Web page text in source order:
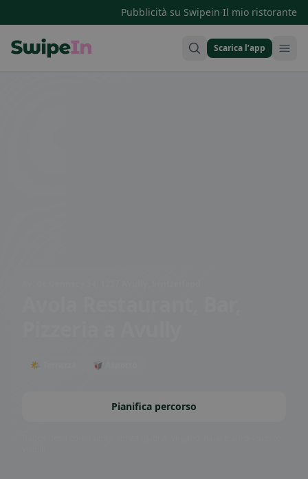
Pubblicità su Swipein·Il mio ristorante
Scarica l’app
🌤 Terrazza 🥡 Asporto
Pianifica percorso